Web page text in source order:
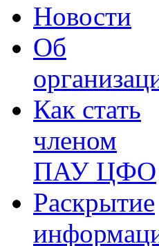
Новости
Об
Как стать
членом
ПАУ ЦФО
Раскрытие